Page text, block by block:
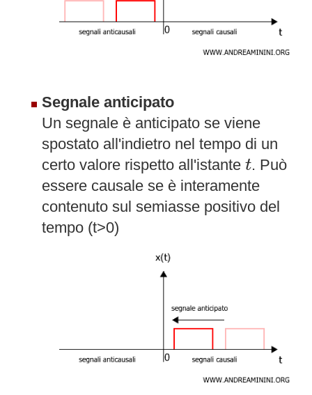
Segnale anticipato
Un segnale è anticipato se viene
spostato all'indietro nel tempo di un
certo valore rispetto all'istante t
t. Può
essere causale se è interamente
contenuto sul semiasse positivo del
tempo (t>0)